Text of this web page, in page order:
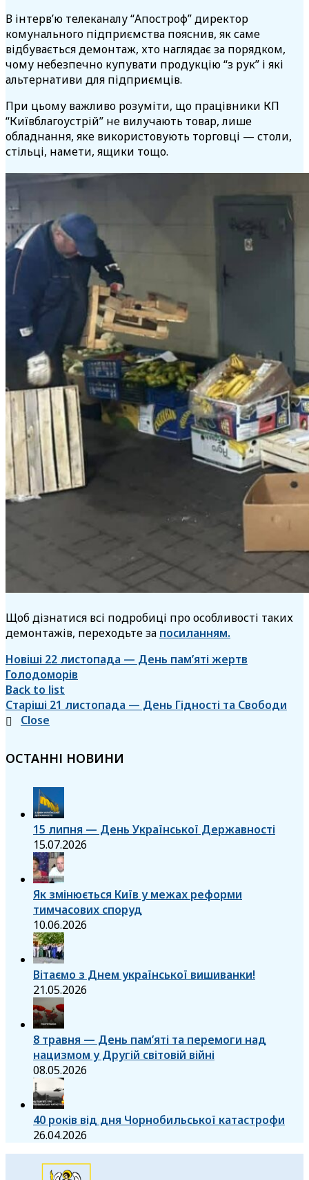
В інтерв’ю телеканалу “Апостроф” директор
комунального підприємства пояснив, як саме
відбувається демонтаж, хто наглядає за порядком,
чому небезпечно купувати продукцію “з рук” і які
альтернативи для підприємців.
При цьому важливо розуміти, що працівники КП
“Київблагоустрій” не вилучають товар, лише
обладнання, яке використовують торговці — столи,
стільці, намети, ящики тощо.
Щоб дізнатися всі подробиці про особливості таких
демонтажів, переходьте за посиланням.
Новіші 22 листопада — День пам’яті жертв
Голодоморів
Back to list
Старіші 21 листопада — День Гідності та Свободи
Close
ОСТАННІ НОВИНИ
15 липня — День Української Державності
15.07.2026
Як змінюється Київ у межах реформи
тимчасових споруд
10.06.2026
Вітаємо з Днем української вишиванки!
21.05.2026
8 травня — День пам’яті та перемоги над
нацизмом у Другій світовій війні
08.05.2026
40 років від дня Чорнобильської катастрофи
26.04.2026